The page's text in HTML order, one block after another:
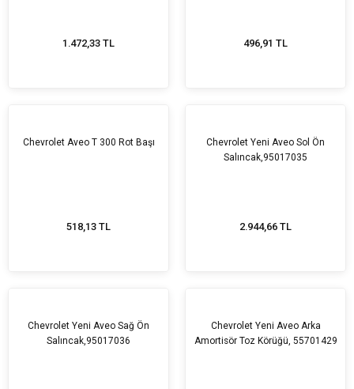
1.472,33 TL 496,91 TL
Chevrolet Aveo T 300 Rot Başı
518,13 TL
Chevrolet Yeni Aveo Sol Ön
Salıncak,95017035
2.944,66 TL
Chevrolet Yeni Aveo Sağ Ön
Salıncak,95017036
Chevrolet Yeni Aveo Arka
Amortisör Toz Körüğü, 55701429